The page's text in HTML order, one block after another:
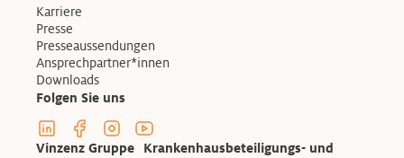
Karriere
Presse
Presseaussendungen
Ansprechpartner*innen
Downloads
Folgen Sie uns
Linkedin Profil der Vinzenzgruppe
Facebook Profil der Vinzenzgruppe
Instagram Profil der Vinzenzgruppe
Youtube Kanal der Vinzenzgruppe
Vinzenz Gruppe Krankenhausbeteiligungs- und